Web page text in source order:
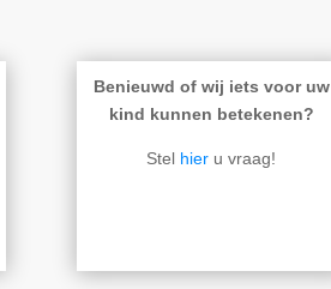
Benieuwd of wij iets voor uw
kind kunnen betekenen?
Stel hier u vraag!